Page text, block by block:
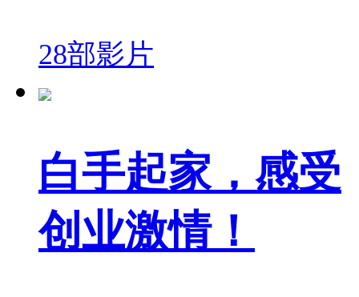
28部影片
白手起家，感受
创业激情！